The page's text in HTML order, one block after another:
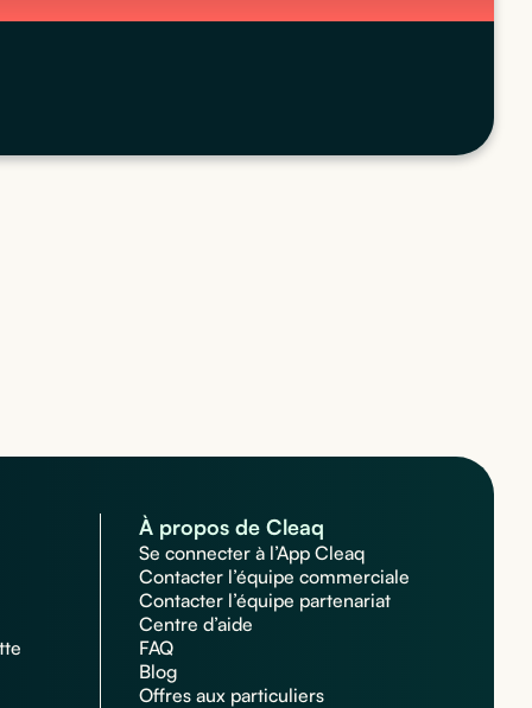
À propos de Cleaq
Se connecter à l’App Cleaq
Contacter l’équipe commerciale
Contacter l’équipe partenariat
Centre d’aide
FAQ
Blog
Offres aux particuliers